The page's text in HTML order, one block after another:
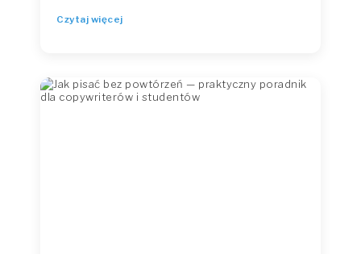
Czytaj więcej